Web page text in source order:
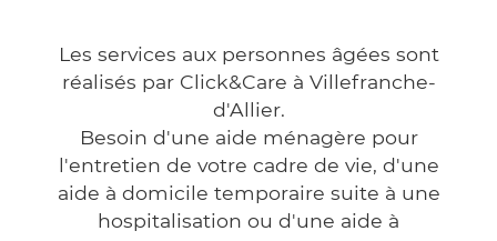
Les services aux personnes âgées sont
réalisés par Click&Care à Villefranche-
d'Allier.
Besoin d'une aide ménagère pour
l'entretien de votre cadre de vie, d'une
aide à domicile temporaire suite à une
hospitalisation ou d'une aide à